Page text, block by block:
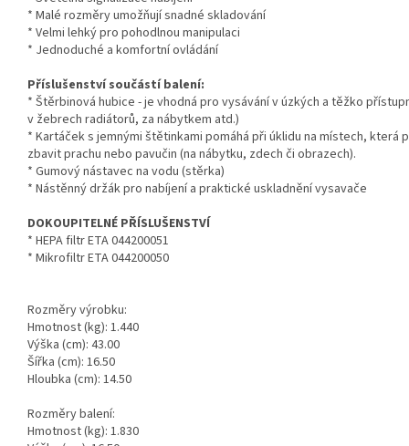
* Malé rozměry umožňují snadné skladování
* Velmi lehký pro pohodlnou manipulaci
* Jednoduché a komfortní ovládání
Příslušenství součástí balení:
* Štěrbinová hubice - je vhodná pro vysávání v úzkých a těžko
v žebrech radiátorů, za nábytkem atd.)
* Kartáček s jemnými štětinkami pomáhá při úklidu na místech,
zbavit prachu nebo pavučin (na nábytku, zdech či obrazech).
* Gumový nástavec na vodu (stěrka)
* Nástěnný držák pro nabíjení a praktické uskladnění vysavače
DOKOUPITELNÉ PŘÍSLUŠENSTVÍ
* HEPA filtr ETA 044200051
* Mikrofiltr ETA 044200050
Rozměry výrobku:
Hmotnost (kg): 1.440
Výška (cm): 43.00
Šířka (cm): 16.50
Hloubka (cm): 14.50
Rozměry balení:
Hmotnost (kg): 1.830